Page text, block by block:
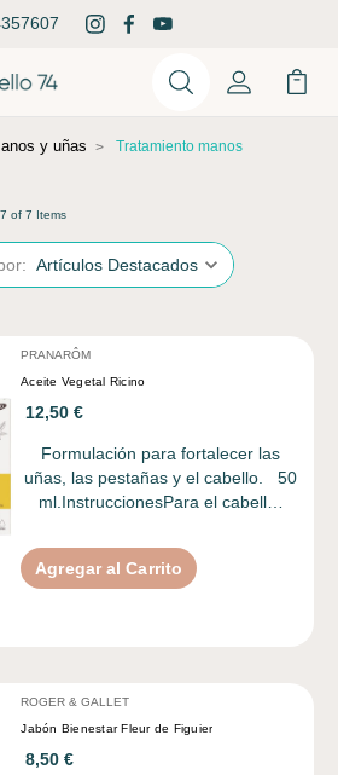
BuscarMi Cuenta
Mi
y uñas Tratamiento manos
7 of 7 Items
PRANARÔM
Aceite Vegetal Ricino
12,50 €
Formulación para fortalecer las
uñas, las pestañas y el cabello. 50
ml.InstruccionesPara el cabell…
Agregar al Carrito
ROGER & GALLET
Jabón Bienestar Fleur de Figuier
8,50 €